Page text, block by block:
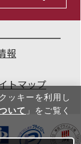
報
トマップ
ッキーを利⽤し
いて 」をご覧く